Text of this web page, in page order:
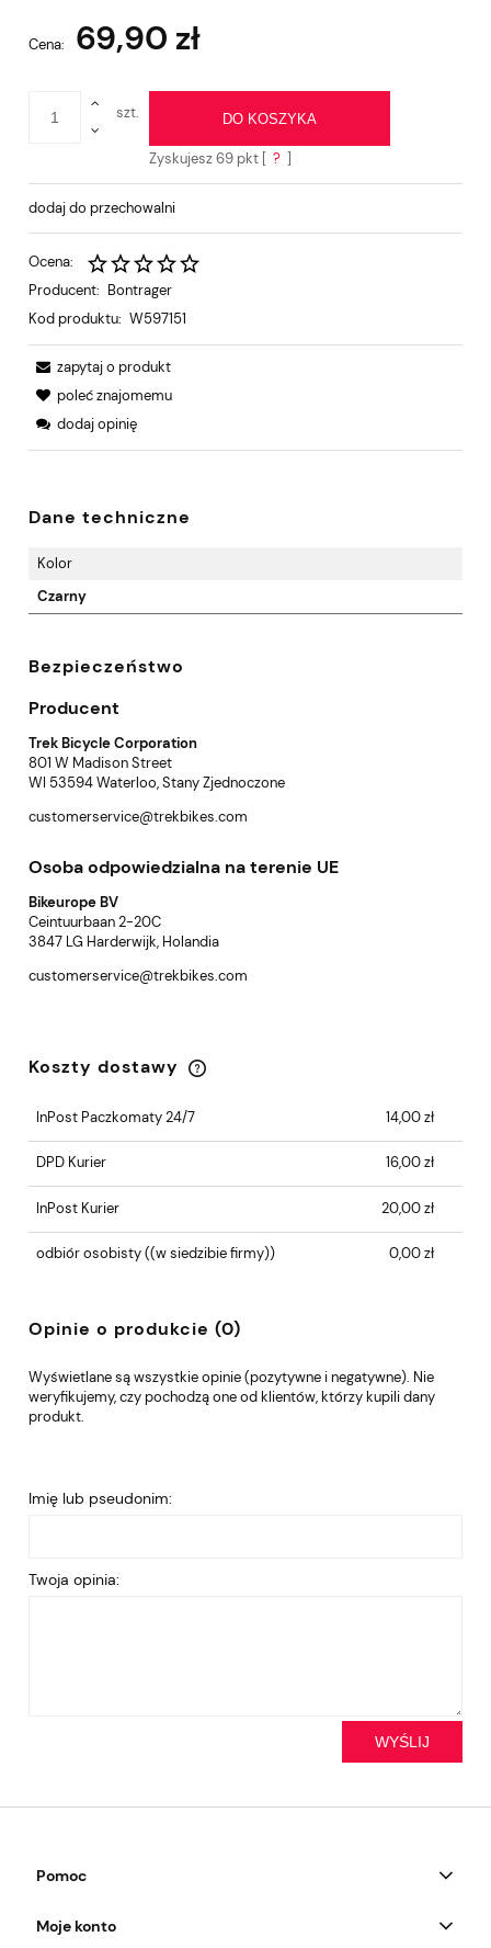
Cena: 69,90 zł
szt. DO KOSZYKA
Zyskujesz69pkt [ ? ]
dodaj do przechowalni
Ocena:
Producent: Bontrager
Kod produktu: W597151
zapytaj o produkt
poleć znajomemu
dodaj opinię
Dane techniczne
Kolor
Czarny
Bezpieczeństwo
Producent
Trek Bicycle Corporation
801 W Madison Street
WI 53594 Waterloo, Stany Zjednoczone
customerservice@trekbikes.com
Osoba odpowiedzialna na terenie UE
Bikeurope BV
Ceintuurbaan 2-20C
3847 LG Harderwijk, Holandia
customerservice@trekbikes.com
Koszty dostawy
Cena nie zawiera ewentualnych kosztów
InPost Paczkomaty 24/7
14,00 zł
DPD Kurier 16,00 zł
InPost Kurier 20,00 zł
odbiór osobisty((w siedzibie firmy)) 0,00 zł
Opinie o produkcie (0)
Wyświetlane są wszystkie opinie (pozytywne i negatywne). Nie
weryfikujemy, czy pochodzą one od klientów, którzy kupili dany
produkt.
Imię lub pseudonim:
Twoja opinia:
WYŚLIJ
Pomoc
Moje konto